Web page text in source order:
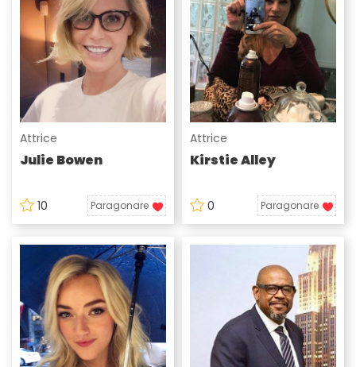
Attrice
Julie Bowen
10 Paragonare
Attrice
Kirstie Alley
0 Paragonare